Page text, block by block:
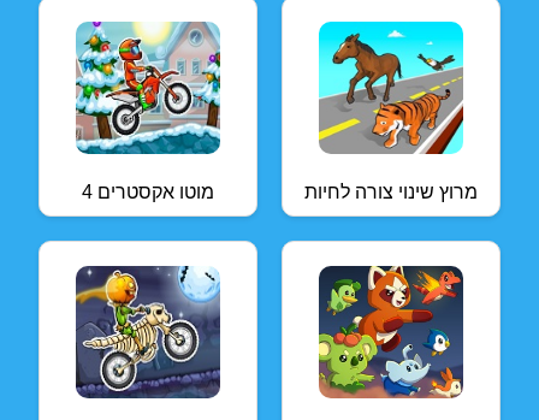
מוטו אקסטרים 4 מרוץ שינוי צורה לחיות